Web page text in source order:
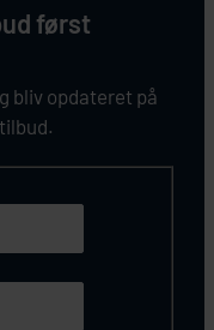
først
bliv opdateret på